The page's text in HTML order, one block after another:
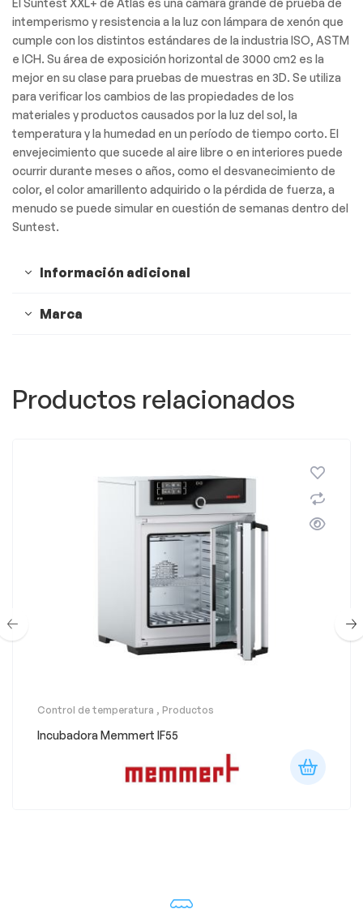
El Suntest XXL+ de Atlas es una cámara grande de prueba de
intemperismo y resistencia a la luz con lámpara de xenón que
cumple con los distintos estándares de la industria ISO, ASTM
e ICH. Su área de exposición horizontal de 3000 cm2 es la
mejor en su clase para pruebas de muestras en 3D. Se utiliza
para verificar los cambios de las propiedades de los
materiales y productos causados por la luz del sol, la
temperatura y la humedad en un período de tiempo corto. El
envejecimiento que sucede al aire libre o en interiores puede
ocurrir durante meses o años, como el desvanecimiento de
color, el color amarillento adquirido o la pérdida de fuerza, a
menudo se puede simular en cuestión de semanas dentro del
Suntest.
Información adicional
Marca
Productos relacionados
Control de temperatura , Productos
Incubadora Memmert IF55